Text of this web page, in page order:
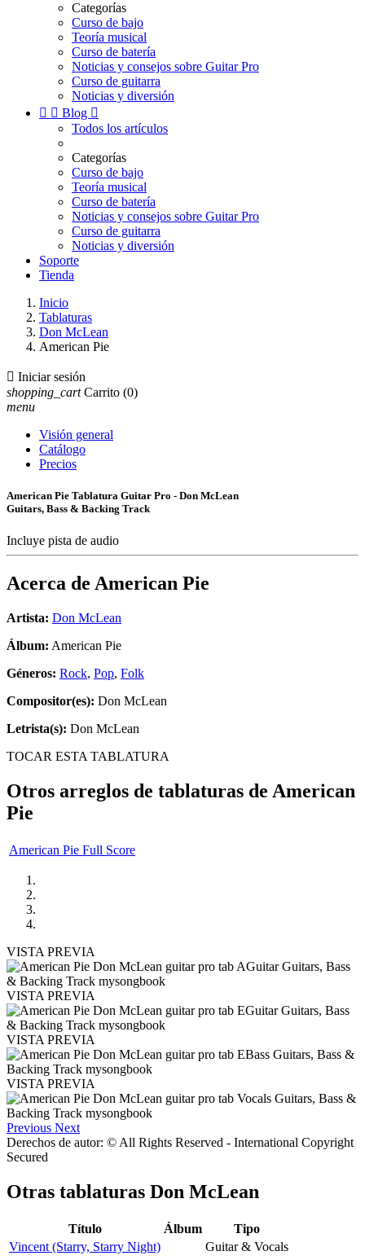
Categorías
Curso de bajo
Teoría musical
Curso de batería
Noticias y consejos sobre Guitar Pro
Curso de guitarra
Noticias y diversión
  Blog 
Todos los artículos
Categorías
Curso de bajo
Teoría musical
Curso de batería
Noticias y consejos sobre Guitar Pro
Curso de guitarra
Noticias y diversión
Soporte
Tienda
Inicio
Tablaturas
Don McLean
American Pie
 Iniciar sesión
shopping_cart Carrito (0)
menu
Visión general
Catálogo
Precios
American Pie Tablatura Guitar Pro - Don McLean
Guitars, Bass & Backing Track
Incluye pista de audio
Acerca de American Pie
Artista: Don McLean
Álbum: American Pie
Géneros: Rock, Pop, Folk
Compositor(es): Don McLean
Letrista(s): Don McLean
TOCAR ESTA TABLATURA
Otros arreglos de tablaturas de American
Pie
American Pie Full Score
VISTA PREVIA
VISTA PREVIA
VISTA PREVIA
VISTA PREVIA
Previous Next
Derechos de autor: © All Rights Reserved - International Copyright
Secured
Otras tablaturas Don McLean
Título Álbum
Tipo
Vincent (Starry, Starry Night)
Guitar & Vocals